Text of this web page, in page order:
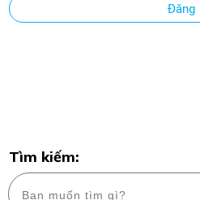
Đăng
Tìm kiếm: